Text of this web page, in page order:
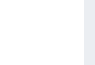
под большинство